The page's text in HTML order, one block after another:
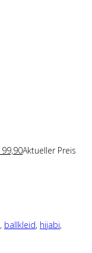
99,90Aktueller Preis
, ballkleid, hijabi,